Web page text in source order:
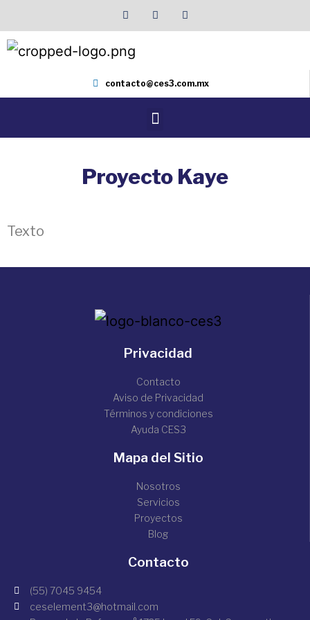
contacto@ces3.com.mx
Proyecto Kaye
Texto
Privacidad
Contacto
Aviso de Privacidad
Términos y condiciones
Ayuda CES3
Mapa del Sitio
Nosotros
Servicios
Proyectos
Blog
Contacto
(55) 7045 9454
ceselement3@hotmail.com